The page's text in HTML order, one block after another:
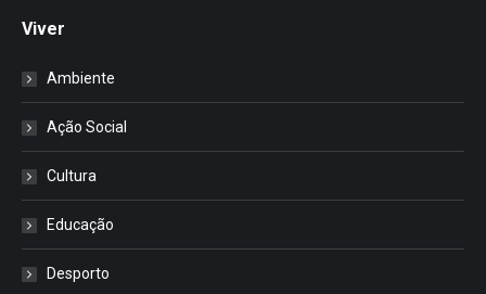
Viver
Ambiente
Ação Social
Cultura
Educação
Desporto